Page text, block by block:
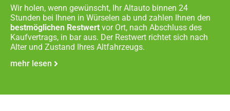
Wir holen, wenn gewünscht, Ihr Altauto binnen 24
Stunden bei Ihnen in Würselen ab und zahlen Ihnen den
bestmöglichen Restwert vor Ort, nach Abschluss des
Kaufvertrags, in bar aus. Der Restwert richtet sich nach
Alter und Zustand Ihres Altfahrzeugs.
mehr lesen